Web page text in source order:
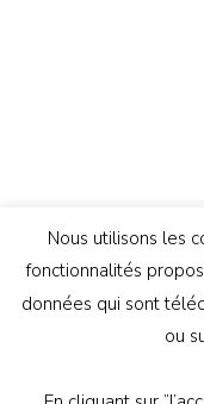
Nous utilisons les
fonctionnalités
données qui sont
ou